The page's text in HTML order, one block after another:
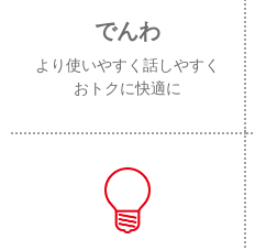
でんわ
より使いやすく話しやすく
おトクに快適に